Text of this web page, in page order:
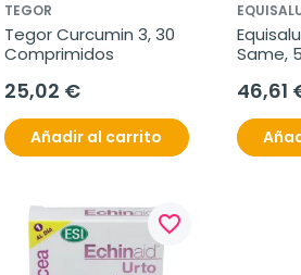
TEGOR
Tegor Curcumin 3, 30
Comprimidos
25,02 €
Añadir al carrito
Same,
46,61
favorite_border